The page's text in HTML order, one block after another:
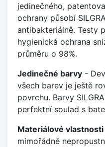
jedinečného,
ochrany působí
antibakteriálně. Testy
hygienická ochrana
průměru o 98%.
Jedinečné barvy -
všech barev je ještě
povrchu. Barvy
perfektní soulad s
Materiálové vlastnosti
mimořádně